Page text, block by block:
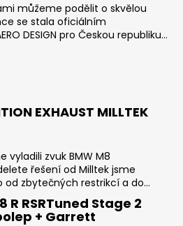
můžeme podělit o skvělou
se stala oficiálním
DESIGN pro Českou republiku...
EXHAUST MILLTEK
vyladili zvuk BMW M8
řešení od Milltek jsme
zbytečných restrikcí a do...
RSRTuned Stage 2
+ Garrett